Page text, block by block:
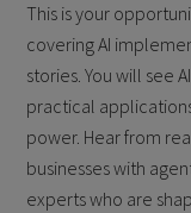
This is your
covering AI
stories. You will see
practical
power. Hear from
businesses with
experts who are